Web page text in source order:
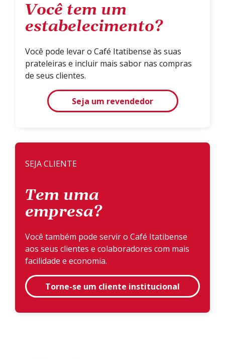
Você tem um
estabelecimento?
Você pode levar o Café Itatibense às suas
prateleiras e incluir mais sabor nas compras
de seus clientes.
Seja um revendedor
SEJA CLIENTE
Tem uma
empresa?
Você também pode servir o Café Itatibense
aos seus clientes e colaboradores com mais
facilidade e economia.
Torne-se um cliente institucional